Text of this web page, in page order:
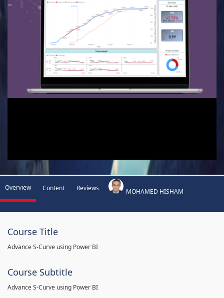
Overview Content Reviews MOHAMED HISHAM
Course Title
Advance S-Curve using Power BI
Course Subtitle
Advance S-Curve using Power BI